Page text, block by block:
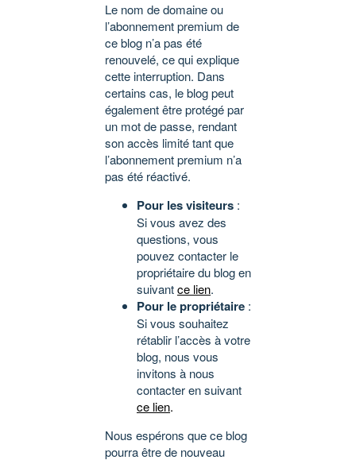
Le nom de domaine ou
l’abonnement premium de
ce blog n’a pas été
renouvelé, ce qui explique
cette interruption. Dans
certains cas, le blog peut
également être protégé par
un mot de passe, rendant
son accès limité tant que
l’abonnement premium n’a
pas été réactivé.
Pour les visiteurs :
Si vous avez des
questions, vous
pouvez contacter le
propriétaire du blog en
suivantce lien.
Pour le propriétaire :
Si vous souhaitez
rétablir l’accès à votre
blog, nous vous
invitons à nous
contacter en suivant
ce lien.
Nous espérons que ce blog
pourra être de nouveau